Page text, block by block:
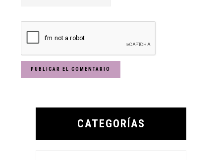
Primary
CATEGORÍAS